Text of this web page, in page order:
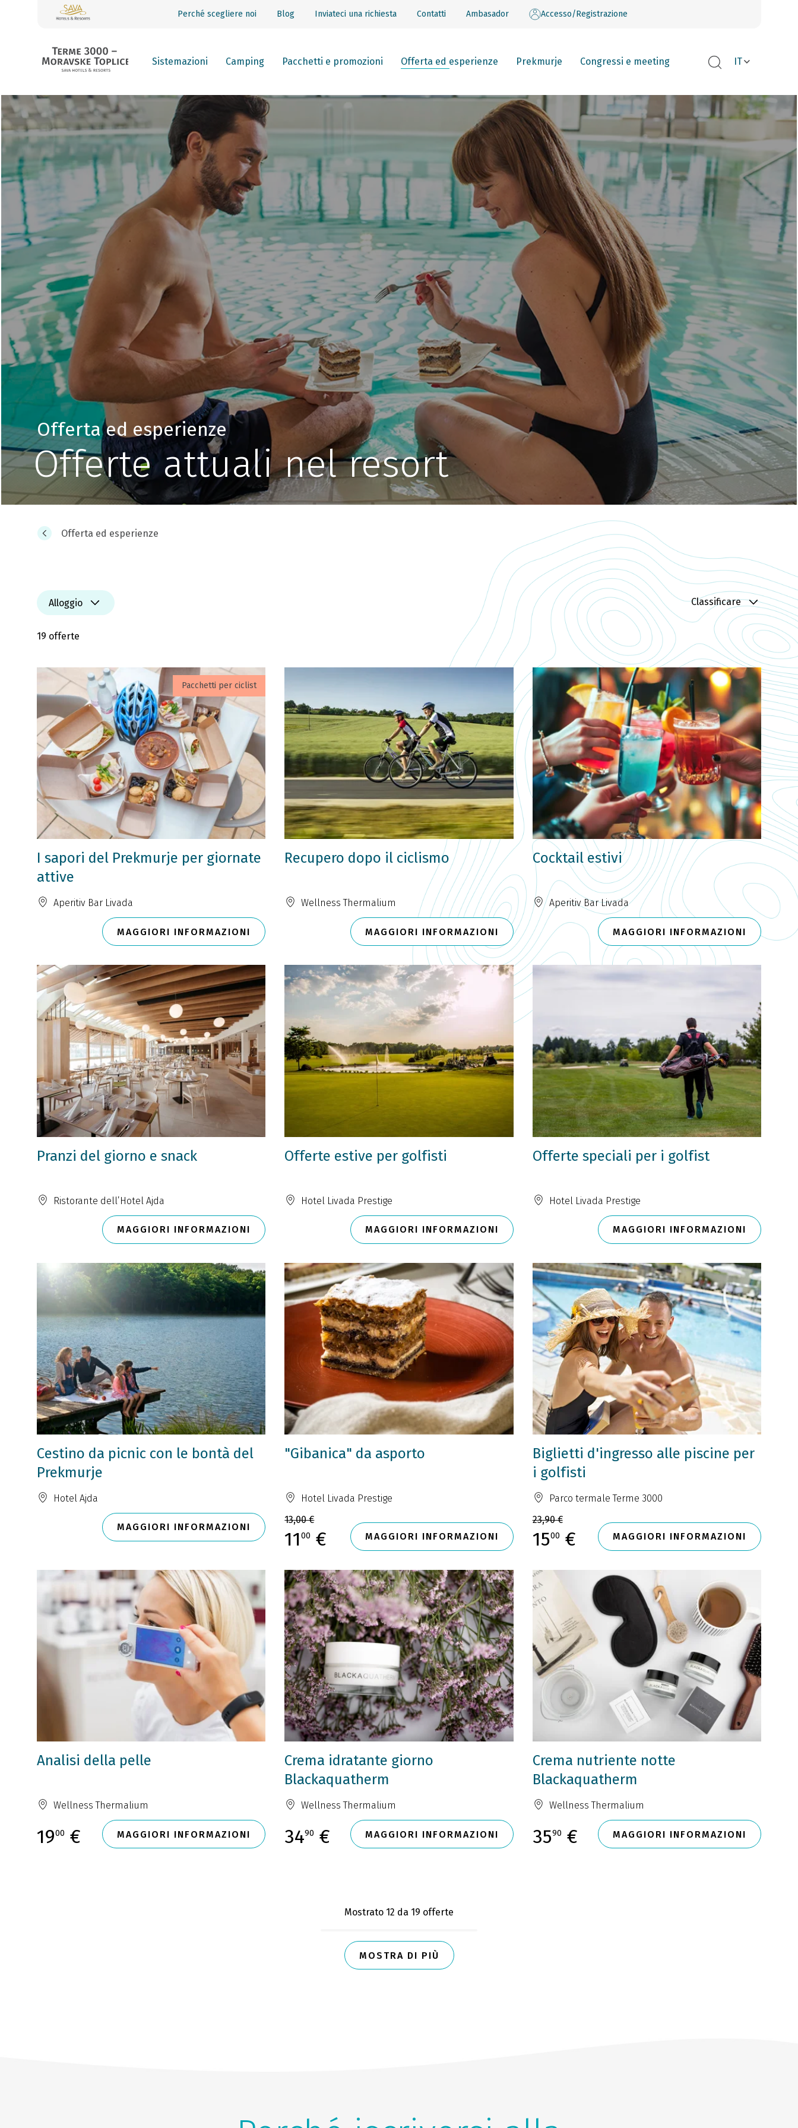
Perché scegliere noi Blog Inviateci una richiesta Contatti Ambasador Accesso/Registrazione
Sistemazioni Camping Pacchetti e promozioni Offerta ed esperienze Prekmurje Congressi e meeting IT
Offerta ed esperienze
Offerte attuali nel resort
Offerta ed esperienze
Alloggio Classificare
19 offerte
Pacchetti per ciclist
I sapori del Prekmurje per giornate
attive
Aperitiv Bar Livada
MAGGIORI INFORMAZIONI
Recupero dopo il ciclismo
Wellness Thermalium
MAGGIORI INFORMAZIONI
Cocktail estivi
Aperitiv Bar Livada
MAGGIORI INFORMAZIONI
Pranzi del giorno e snack
Ristorante dell’Hotel Ajda
MAGGIORI INFORMAZIONI
Offerte estive per golfisti
Hotel Livada Prestige
MAGGIORI INFORMAZIONI
Offerte speciali per i golfist
Hotel Livada Prestige
MAGGIORI INFORMAZIONI
Cestino da picnic con le bontà del
Prekmurje
Hotel Ajda
MAGGIORI INFORMAZIONI
"Gibanica" da asporto
Hotel Livada Prestige
13,00 €
1100 € MAGGIORI INFORMAZIONI
Biglietti d'ingresso alle piscine per
i golfisti
Parco termale Terme 3000
23,90 €
1500 € MAGGIORI INFORMAZIONI
Analisi della pelle
Wellness Thermalium
1900 € MAGGIORI INFORMAZIONI
Crema idratante giorno
Blackaquatherm
Wellness Thermalium
3490 € MAGGIORI INFORMAZIONI
Crema nutriente notte
Blackaquatherm
Wellness Thermalium
3590 € MAGGIORI INFORMAZIONI
Mostrato 12 da 19 offerte
MOSTRA DI PIÙ